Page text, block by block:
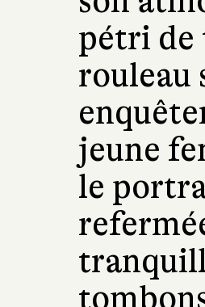
pétri de
rouleau
jeune
le